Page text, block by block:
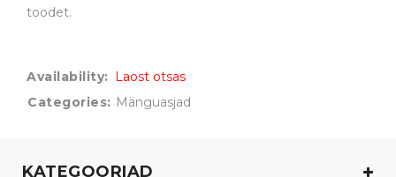
KATEGOORIAD
toodet.
Availability: Laost otsas
Categories: Mänguasjad